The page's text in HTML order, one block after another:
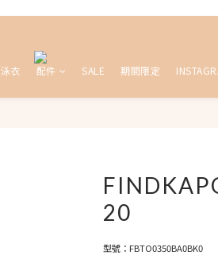
泳衣 配件 SALE 期間限定
20
型號：FBTO0350BA0BK0